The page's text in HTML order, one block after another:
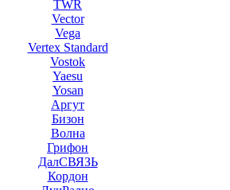
TWR
Vector
Vega
Vertex Standard
Vostok
Yaesu
Yosan
Аргут
Бизон
Волна
Грифон
ДалСВЯЗЬ
Кордон